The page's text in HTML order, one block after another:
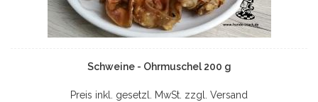
Schweine - Ohrmuschel 200 g
Preis inkl. gesetzl. MwSt. zzgl. Versand